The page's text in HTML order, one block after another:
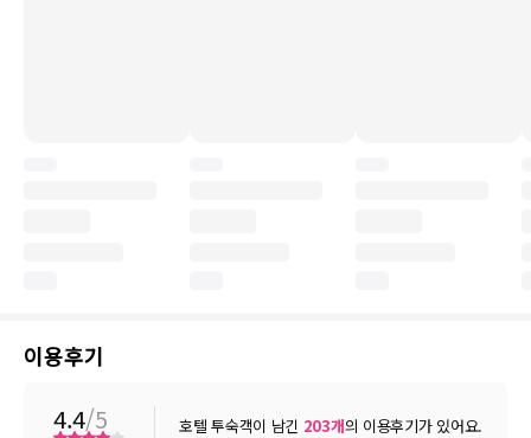
이용후기
4.4/5 호텔 투숙객이 남긴 203개의 이용후기가 있어요.